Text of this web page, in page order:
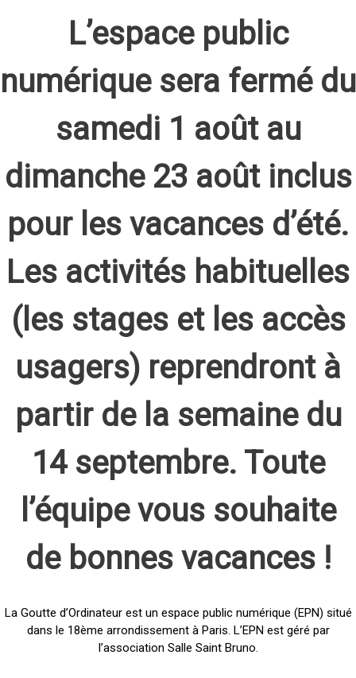
L’espace public
numérique sera fermé du
samedi 1 août au
dimanche 23 août inclus
pour les vacances d’été.
Les activités habituelles
(les stages et les accès
usagers) reprendront à
partir de la semaine du
14 septembre. Toute
l’équipe vous souhaite
de bonnes vacances !
La Goutte d’Ordinateur est un espace public numérique (EPN) situé
dans le 18ème arrondissement à Paris. L’EPN est géré par
l’association Salle Saint Bruno.